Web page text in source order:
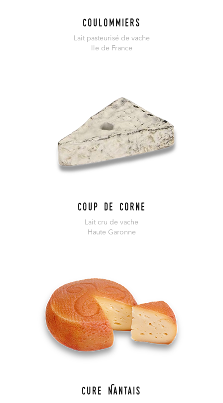
Coulommiers
Lait pasteurisé de vache
Ile de France
Coup de Corne
Lait cru de vache
Haute Garonne
Cure Nantais